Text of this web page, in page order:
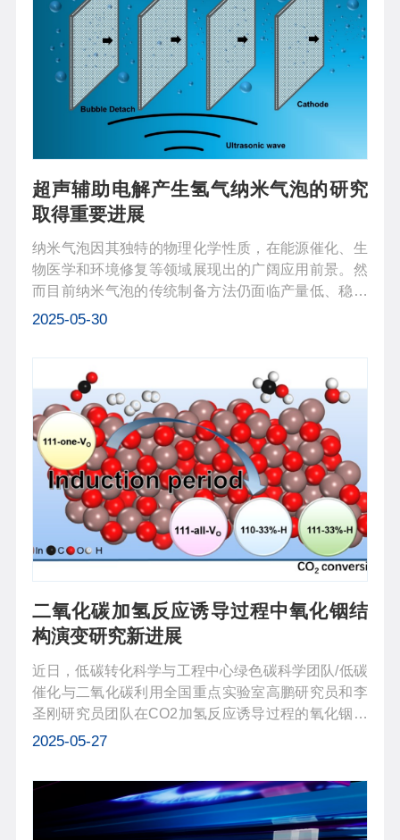
超声辅助电解产生氢气纳米气泡的研究
取得重要进展
纳米气泡因其独特的物理化学性质，在能源催化、生
物医学和环境修复等领域展现出的广阔应用前景。然
而目前纳米气泡的传统制备方法仍面临产量低、稳定
性差等技术瓶颈。近日，中国科学院上海高等研究院
所和上海大学创新性地将结合超声...
2025-05-30
二氧化碳加氢反应诱导过程中氧化铟结
构演变研究新进展
近日，低碳转化科学与工程中心绿色碳科学团队/低碳
催化与二氧化碳利用全国重点实验室高鹏研究员和李
圣刚研究员团队在CO2加氢反应诱导过程的氧化铟结
构演变研究中取得新进展。该团队通过实验研究、密
方法，捕捉活性位点在初始阶段的演...
2025-05-27